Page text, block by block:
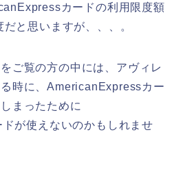
カードの利用限度額
と思いますが、、、。
ご覧の方の中には、アヴィレ
時に、AmericanExpressカー
まったために
が使えないのかもしれませ